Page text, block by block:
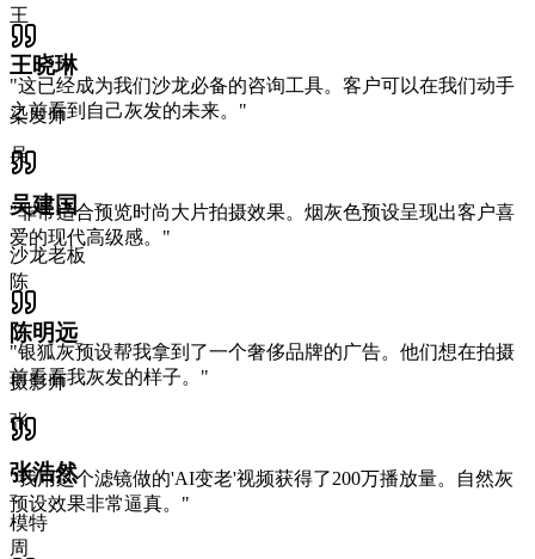
王
王晓琳
染发师
"非常适合预览时尚大片拍摄效果。烟灰色预设呈现出客户喜
爱的现代高级感。 "
陈
陈明远
摄影师
"我用这个滤镜做的'AI变老'视频获得了200万播放量。自然灰
预设效果非常逼真。 "
周
"这已经成为我们沙龙必备的咨询工具。客户可以在我们动手
之前看到自己灰发的未来。 "
吴
吴建国
沙龙老板
"银狐灰预设帮我拿到了一个奢侈品牌的广告。他们想在拍摄
前看看我灰发的样子。 "
张
张浩然
模特